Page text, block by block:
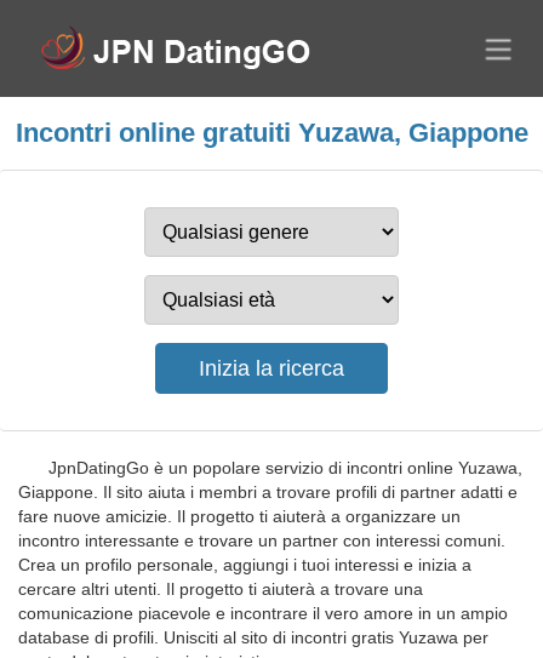
Incontri online gratuiti Yuzawa, Giappone
JpnDatingGo è un popolare servizio di incontri online Yuzawa,
Giappone. Il sito aiuta i membri a trovare profili di partner adatti e
fare nuove amicizie. Il progetto ti aiuterà a organizzare un
incontro interessante e trovare un partner con interessi comuni.
Crea un profilo personale, aggiungi i tuoi interessi e inizia a
cercare altri utenti. Il progetto ti aiuterà a trovare una
comunicazione piacevole e incontrare il vero amore in un ampio
database di profili. Unisciti al sito di incontri gratis Yuzawa per